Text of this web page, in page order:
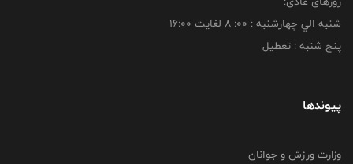
شنبه الي چهارشنبه : 00: 8 لغايت 16:00
پنج شنبه : تعطیل
پیوندها
وزارت ورزش و جوانان